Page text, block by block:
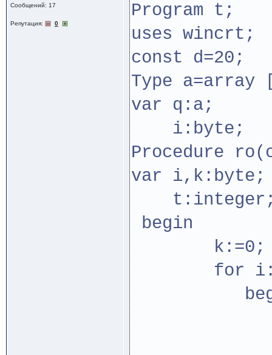
Сообщений: 17
Репутация: 0
Program t;
uses wincrt;
const d=20;
Type
var q:a;
i:byte;
Procedure
var i,k:byte;
begin
k:=0;
for i:=d